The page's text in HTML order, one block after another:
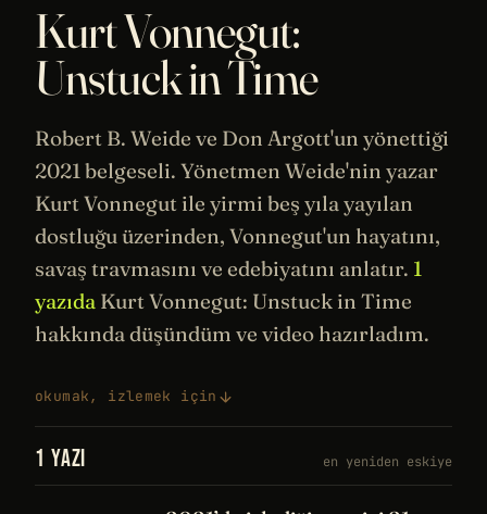
Kurt Vonnegut:
Unstuck in Time
Robert B. Weide ve Don Argott'un yönettiği
2021 belgeseli. Yönetmen Weide'nin yazar
Kurt Vonnegut ile yirmi beş yıla yayılan
dostluğu üzerinden, Vonnegut'un hayatını,
savaş travmasını ve edebiyatını anlatır. 1
yazıda Kurt Vonnegut: Unstuck in Time
hakkında düşündüm ve video hazırladım.
okumak, izlemek için
1 YAZI en yeniden eskiye